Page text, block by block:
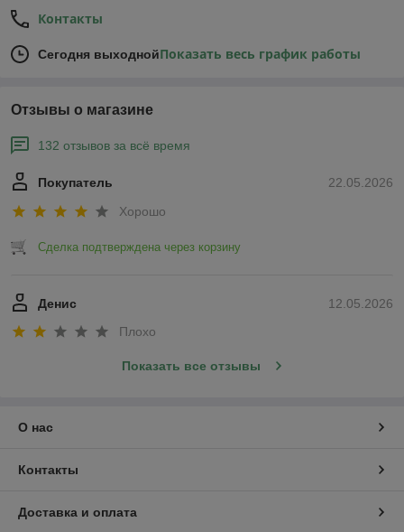
Контакты
Сегодня выходнойПоказать весь график работы
Отзывы о магазине
132 отзывов за всё время
22.05.2026
Покупатель
Хорошо
Сделка подтверждена через корзину
12.05.2026
Денис
Плохо
Показать все отзывы
О нас
Контакты
Доставка и оплата